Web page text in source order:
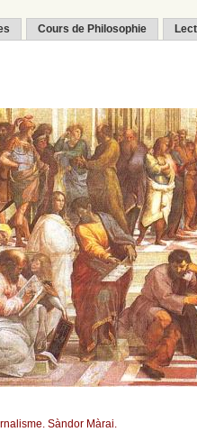
Cours de Philosophie
Sàndor Màrai.